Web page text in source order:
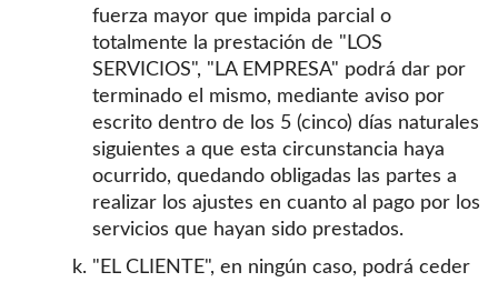
fuerza mayor que impida parcial o
totalmente la prestación de "LOS
SERVICIOS", "LA EMPRESA" podrá dar por
terminado el mismo, mediante aviso por
escrito dentro de los 5 (cinco) días naturales
siguientes a que esta circunstancia haya
ocurrido, quedando obligadas las partes a
realizar los ajustes en cuanto al pago por los
servicios que hayan sido prestados.
"EL CLIENTE", en ningún caso, podrá ceder